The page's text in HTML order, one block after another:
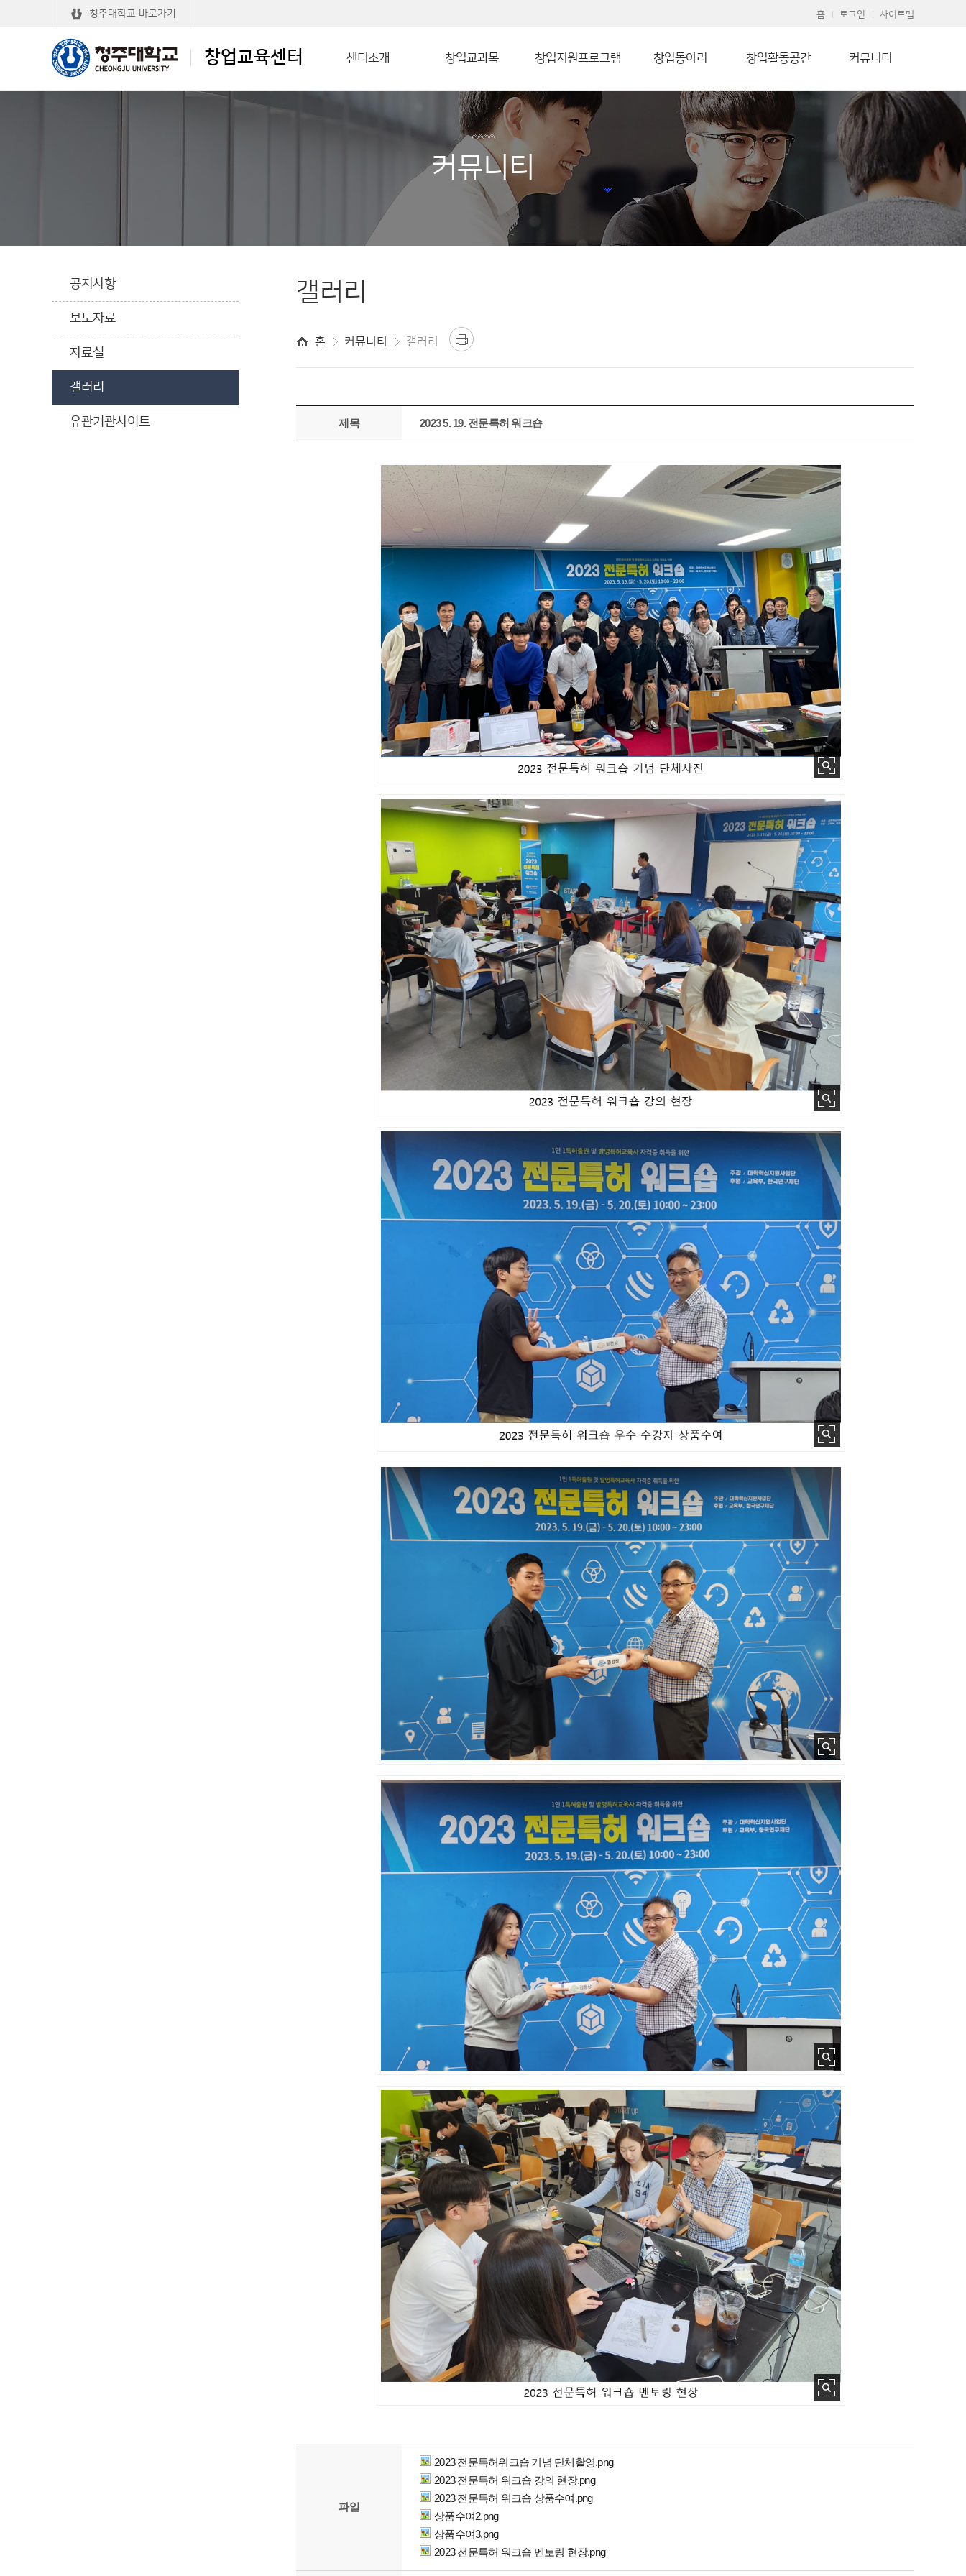
창업교육센터
청주대학교 바로가기 홈 로그인 사이트맵
센터소개 창업교과목 창업지원프로그램 창업동아리 창업활동공간 커뮤니티
커뮤니티
공지사항
보도자료
자료실
갤러리
유관기관사이트
갤러리
홈 커뮤니티 갤러리
제목 2023 5. 19. 전문특허 워크숍
파일
2023 전문특허워크숍 기념 단체촬영.png
2023 전문특허 워크숍 강의 현장.png
2023 전문특허 워크숍 상품수여.png
상품수여2.png
상품수여3.png
2023 전문특허 워크숍 멘토링 현장.png